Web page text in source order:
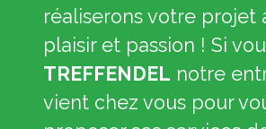
réaliserons votre projet
plaisir et passion ! Si
TREFFENDEL notre
vient chez vous pour